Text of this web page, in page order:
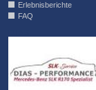
Erlebnisberichte
FAQ